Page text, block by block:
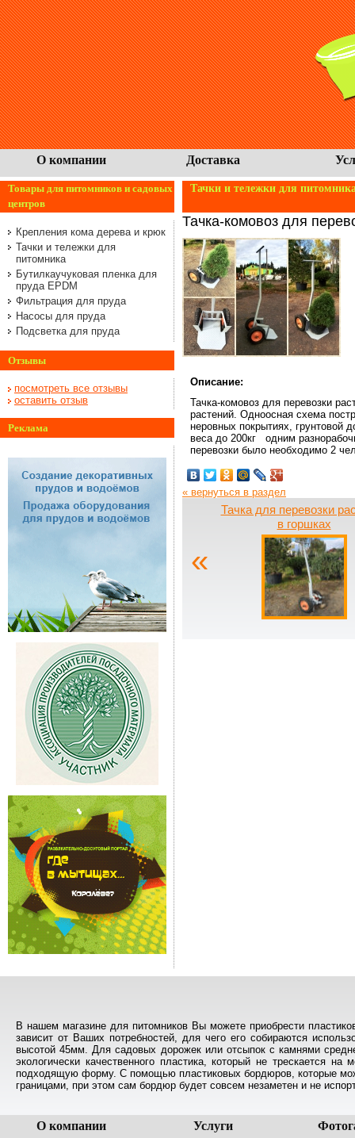
О компании Доставка
Товары для питомников и садовых
центров
Крепления кома дерева и крюк
Тачки и тележки для
питомника
Бутилкаучуковая пленка для
пруда EPDM
Фильтрация для пруда
Насосы для пруда
Подсветка для пруда
Отзывы
посмотреть все отзывы
оставить отзыв
Реклама
Тачки и тележки для
Тачка-комовоз для
Описание:
Тачка-комовоз для перевозки
растений. Одноосная схема
неровных покрытиях, грунтовой
веса до 200кг одним
перевозки было необходимо 2
« вернуться в раздел
«
Тачка для перевозки
в горшках
В нашем магазине для питомников Вы можете приобрести
зависит от Ваших потребностей, для чего его собираются
высотой 45мм. Для садовых дорожек или отсыпок с камнями
экологически качественного пластика, который не
подходящую форму. С помощью пластиковых бордюров, которые
границами, при этом сам бордюр будет совсем незаметен и не
О компании Услуги